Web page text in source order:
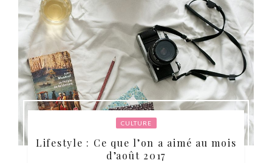
CULTURE
Lifestyle : Ce que l’on a aimé au mois
d’août 2017